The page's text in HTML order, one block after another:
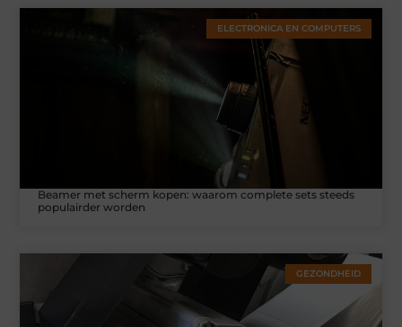
ELECTRONICA EN COMPUTERS
Beamer met scherm kopen: waarom complete sets steeds
populairder worden
GEZONDHEID